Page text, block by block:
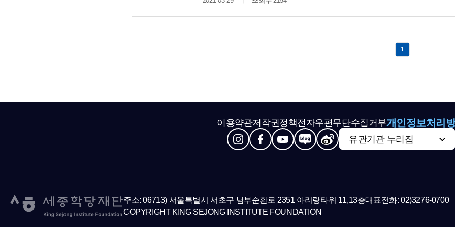
1
이용약관저작권정책전자우편무단수집거부개인정보처리
유관기관 누리집
주소: 06713) 서울특별시 서초구 남부순환로 2351 아리랑타워 11,13층대표전화: 02)3276-0700
COPYRIGHT KING SEJONG INSTITUTE FOUNDATION